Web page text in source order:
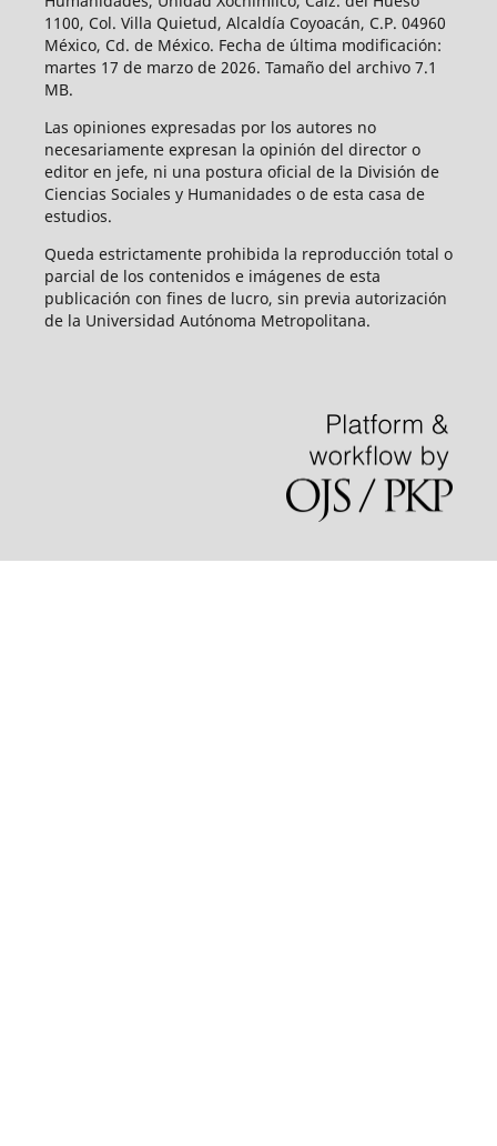
1100, Col. Villa Quietud, Alcaldía Coyoacán, C.P. 04960
México, Cd. de México. Fecha de última modificación:
martes 17 de marzo de 2026. Tamaño del archivo 7.1
MB.
Las opiniones expresadas por los autores no
necesariamente expresan la opinión del director o
editor en jefe, ni una postura oficial de la División de
Ciencias Sociales y Humanidades o de esta casa de
estudios.
Queda estrictamente prohibida la reproducción total o
parcial de los contenidos e imágenes de esta
publicación con fines de lucro, sin previa autorización
de la Universidad Autónoma Metropolitana.